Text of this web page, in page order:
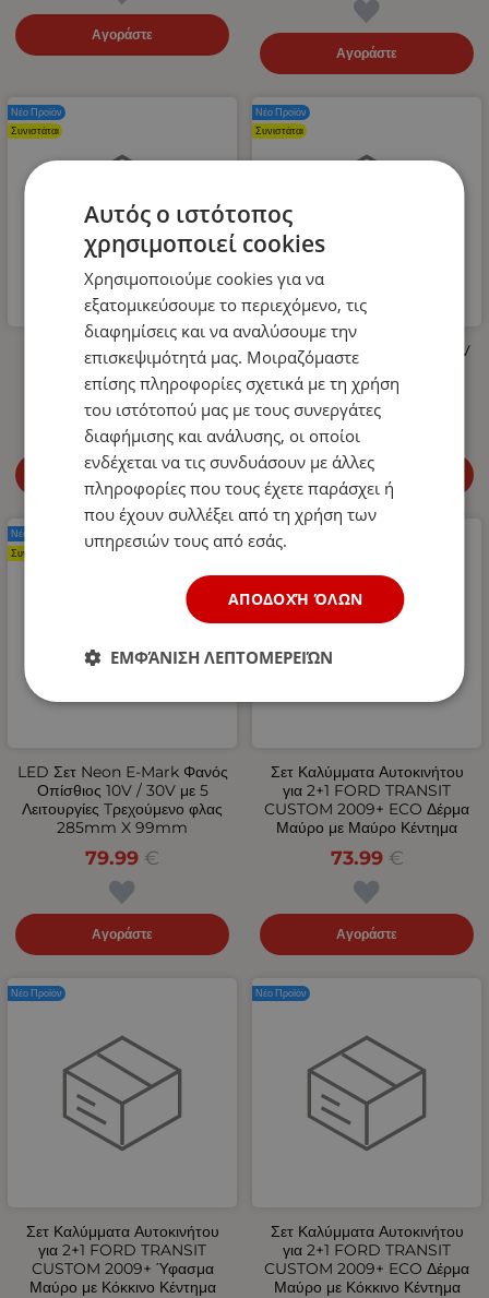
Αγοράστε
Αγοράστε
Λάστιχο Υψηλής Πίεσης για
Πλυστικό 400bar 10m
14.99 €
Αγοράστε
Νέο Προϊόν
Συνιστάται
LED Όγκου Τριπλό 12V / 24V
Πορτοκαλί 110mm x 30mm
4.99 €
Αγοράστε
Νέο Προϊόν
Συνιστάται
LED Σετ Neon Е-Мark Φανός
Οπίσθιος 10V / 30V με 5
Λειτουργίες Tρεχούμενο φλας
285mm X 99mm
79.99 €
Αγοράστε
Νέο Προϊόν
Συνιστάται
Σετ Καλύμματα Αυτοκινήτου
για 2+1 FORD TRANSIT
CUSTOM 2009+ ECO Δέρμα
Μαύρο με Μαύρο Κέντημα
73.99 €
Αγοράστε
Νέο Προϊόν
Σετ Καλύμματα Αυτοκινήτου
για 2+1 FORD TRANSIT
CUSTOM 2009+ Ύφασμα
Μαύρο με Κόκκινο Κέντημα
Νέο Προϊόν
Σετ Καλύμματα Αυτοκινήτου
για 2+1 FORD TRANSIT
CUSTOM 2009+ ECO Δέρμα
Μαύρο με Κόκκινο Κέντημα
Νέο Προϊόν
Αυτός ο ιστότοπος
χρησιμοποιεί cookies
Χρησιμοποιούμε cookies για να
εξατομικεύσουμε το περιεχόμενο, τις
διαφημίσεις και να αναλύσουμε την
επισκεψιμότητά μας. Μοιραζόμαστε
επίσης πληροφορίες σχετικά με τη χρήση
του ιστότοπού μας με τους συνεργάτες
διαφήμισης και ανάλυσης, οι οποίοι
ενδέχεται να τις συνδυάσουν με άλλες
πληροφορίες που τους έχετε παράσχει ή
που έχουν συλλέξει από τη χρήση των
υπηρεσιών τους από εσάς.
ΑΠΟΔΟΧΉ ΌΛΩΝ
ΕΜΦΆΝΙΣΗ ΛΕΠΤΟΜΕΡΕΙΏΝ